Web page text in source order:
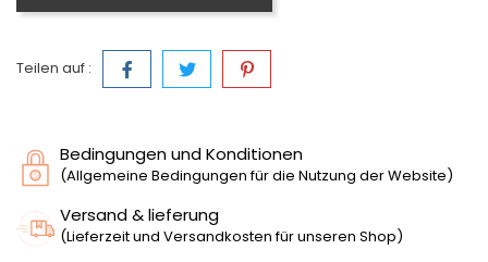
Teilen auf :
Bedingungen und Konditionen
(Allgemeine Bedingungen für die Nutzung der Website)
Versand & lieferung
(Lieferzeit und Versandkosten für unseren Shop)